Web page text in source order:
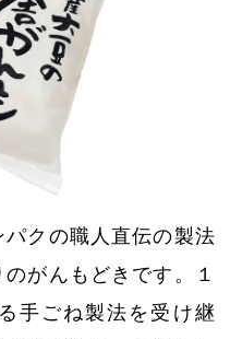
クの職人直伝の製法
がんもどきです。１
手ごね製法を受け継